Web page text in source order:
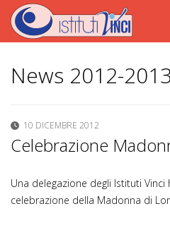
News 2012-2013
10 DICEMBRE 2012
Celebrazione
Una delegazione degli Istituti Vinci
celebrazione della Madonna di